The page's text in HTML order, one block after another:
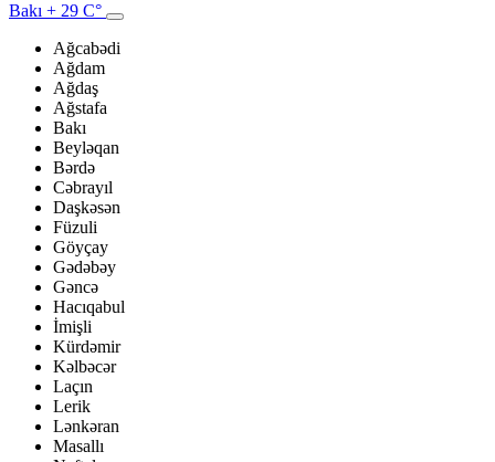
Bakı + 29 C°
Ağcabədi
Ağdam
Ağdaş
Ağstafa
Bakı
Beyləqan
Bərdə
Cəbrayıl
Daşkəsən
Füzuli
Göyçay
Gədəbəy
Gəncə
Hacıqabul
İmişli
Kürdəmir
Kəlbəcər
Laçın
Lerik
Lənkəran
Masallı